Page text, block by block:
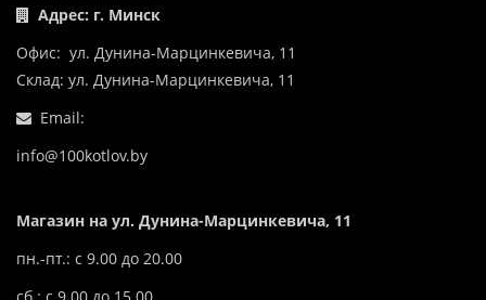
Адрес: г. Минск
Офис: ул. Дунина-Марцинкевича, 11
Склад: ул. Дунина-Марцинкевича, 11
Email:
info@100kotlov.by
Магазин на ул. Дунина-Марцинкевича, 11
пн.-пт.: с 9.00 до 20.00